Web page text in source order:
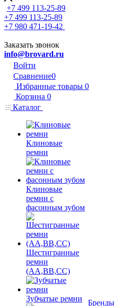
+7 499 113-25-89
+7 499 113-25-89
+7 980 471-19-42
Заказать звонок
info@brovard.ru
Войти
Сравнение0
Избранные товары 0
Корзина 0
Каталог
Клиновые
ремни
Клиновые
ремни с
фасонным зубом
Шестигранные
ремни
(AA,BB,CC)
Зубчатые ремни Бренды